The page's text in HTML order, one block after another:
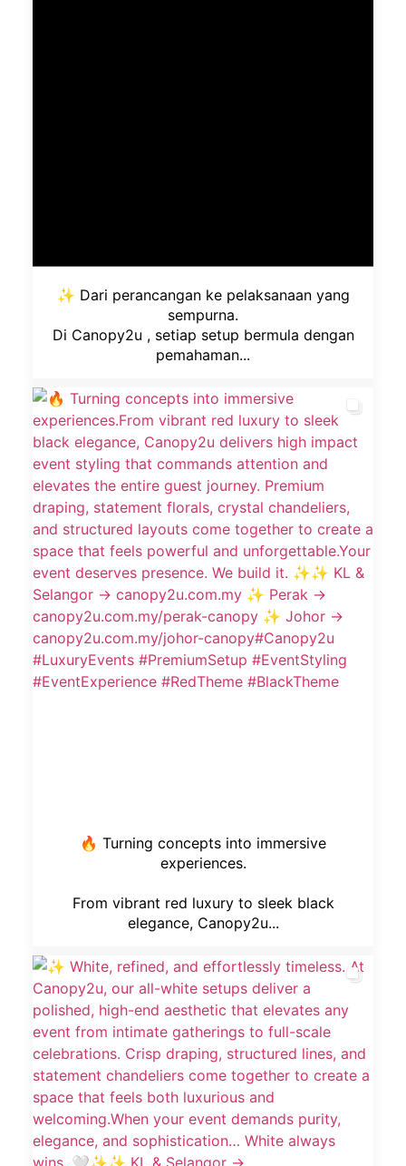
✨ Dari perancangan ke pelaksanaan yang
sempurna.
Di Canopy2u , setiap setup bermula dengan
pemahaman...
🔥 Turning concepts into immersive
experiences.
From vibrant red luxury to sleek black
elegance, Canopy2u...